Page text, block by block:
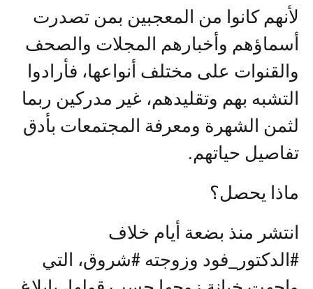
لأنهم كانوا من المعجبين بمن تصدرت
أسماؤهم وأخبارهم المجلات والصحف
والقنوات على مختلف أنواعها، فأرادوا
التشبه بهم وتقليدهم، غير مدركين ربما
لثمن الشهرة ومعرفة المجتمعات بأدق
تفاصيل حياتهم.
ماذا يحصل؟
انتشر منذ بضعة أيام خلاف
#الدكتور_فود وزوجته #شروق، التي